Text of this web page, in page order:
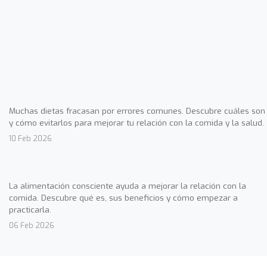
Muchas dietas fracasan por errores comunes. Descubre cuáles son
y cómo evitarlos para mejorar tu relación con la comida y la salud.
10 Feb 2026
La alimentación consciente ayuda a mejorar la relación con la
comida. Descubre qué es, sus beneficios y cómo empezar a
practicarla.
06 Feb 2026